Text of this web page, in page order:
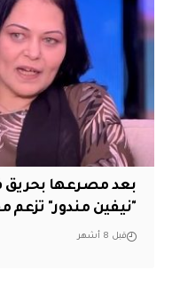
بعد مصرعها بحريق
"نيفين مندور" تزعم
قبل 8 أشهر